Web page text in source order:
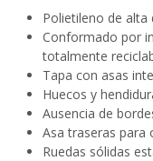
Polietileno de alta
Conformado por
totalmente
Tapa con asas
Huecos y
Ausencia de
Asa traseras para
Ruedas sólidas